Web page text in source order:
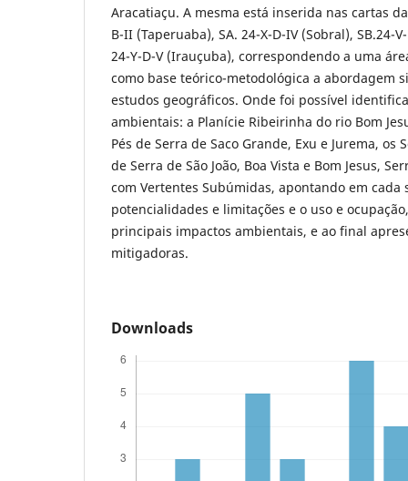
Aracatiaçu. A mesma está inserida nas cartas da
B-II (Taperuaba), SA. 24-X-D-IV (Sobral), SB.24-
24-Y-D-V (Irauçuba), correspondendo a uma
como base teórico-metodológica a abordagem
estudos geográficos. Onde foi possível
ambientais: a Planície Ribeirinha do rio Bom
Pés de Serra de Saco Grande, Exu e Jurema, os
de Serra de São João, Boa Vista e Bom Jesus,
com Vertentes Subúmidas, apontando em cada
potencialidades e limitações e o uso e
principais impactos ambientais, e ao final
mitigadoras.
Downloads